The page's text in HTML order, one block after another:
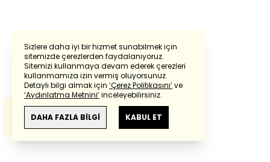
Sizlere daha iyi bir hizmet sunabilmek için
sitemizde çerezlerden faydalanıyoruz.
Sitemizi kullanmaya devam ederek çerezleri
kullanmamıza izin vermiş oluyorsunuz.
Detaylı bilgi almak için ‘Çerez Politikasını’ve
‘Aydınlatma Metnini’inceleyebilirsiniz.
DAHA FAZLA BİLGİ KABUL ET
Powered by Translate
Bu çevirideGoogle Transletekullanılmıştır.
Anlam ve çeviri hatalarından
haberturk.com
sorumlu değildir.